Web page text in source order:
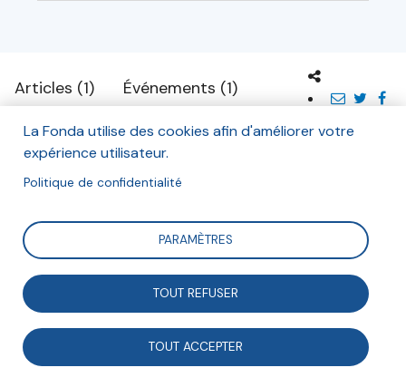
Articles (1) Événements (1)
Charles Claudo
Délégué du CA de Remontons la
Roya
La Fonda utilise des cookies afin d'améliorer votre
expérience utilisateur.
Politique de confidentialité
PARAMÈTRES
TOUT REFUSER
TOUT ACCEPTER